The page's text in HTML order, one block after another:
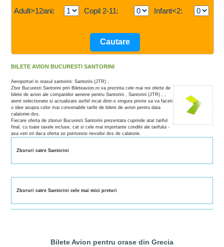
Adult>12ani: Copil 2-11: Infant<2:
BILETE AVION BUCURESTI SANTORINI
Aeroporturi in orasul santorini: Santorini (JTR) ,
Zbor Bucuresti Santorini prin Bileteavion.ro va prezinta cele mai noi oferte de
bilete de avion ale companiilor aeriene pentru Santorini , Santorini (JTR) , ,
atent selectionate si actualizate astfel incat dintr-o singura privire sa va faceti
o idee asupra celor mai convenabile tarife de bilete de avion pentru data
calatoriei dvs.
Fiecare oferta de zboruri Bucuresti Santorini prezentata cuprinde atat tariful
final, cu toate taxele incluse, cat si cele mai importante conditii ale tarifului -
asa veti sti daca oferta se potriveste nevoilor dvs de calatorie.
Zboruri catre Santorini
Zboruri catre Santorini cele mai mici preturi
Bilete Avion pentru orase din Grecia